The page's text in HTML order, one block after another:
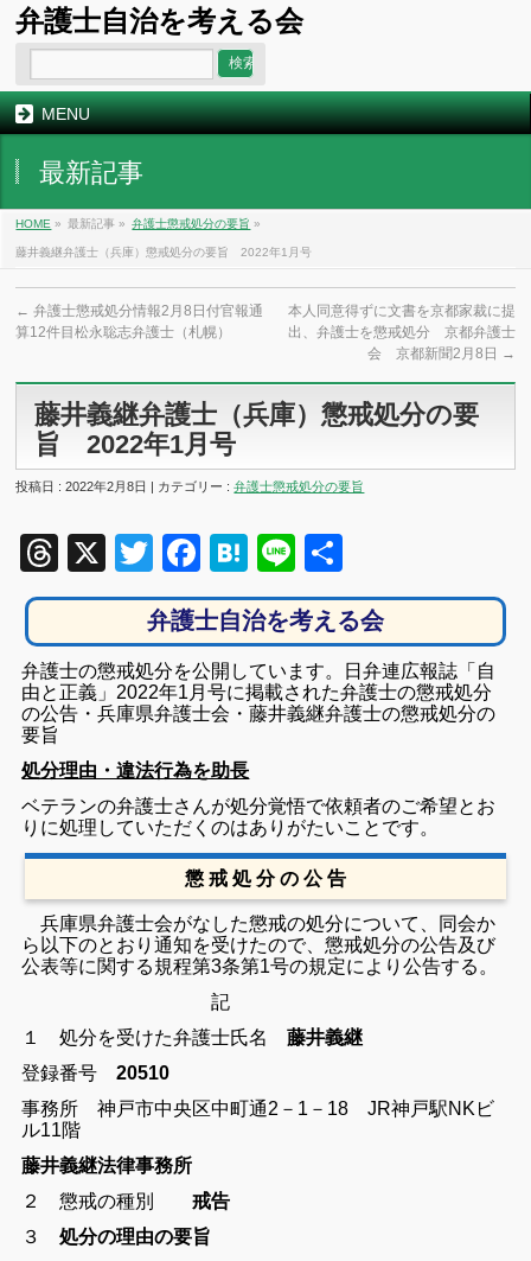
弁護士自治を考える会
MENU
最新記事
HOME » 最新記事 » 弁護士懲戒処分の要旨 »
藤井義継弁護士（兵庫）懲戒処分の要旨 2022年1月号
← 弁護士懲戒処分情報2月8日付官報通
算12件目松永聡志弁護士（札幌）
本人同意得ずに文書を京都家裁に提
出、弁護士を懲戒処分 京都弁護士
会 京都新聞2月8日 →
藤井義継弁護士（兵庫）懲戒処分の要
旨 2022年1月号
投稿日 : 2022年2月8日 | カテゴリー :弁護士懲戒処分の要旨
Threads
X TwitterFacebook
Hatena
Line
有
弁護士自治を考える会
弁護士の懲戒処分を公開しています。日弁連広報誌「自
由と正義」2022年1月号に掲載された弁護士の懲戒処分
の公告・兵庫県弁護士会・藤井義継弁護士の懲戒処分の
要旨
処分理由・違法行為を助長
ベテランの弁護士さんが処分覚悟で依頼者のご希望とお
りに処理していただくのはありがたいことです。
懲 戒 処 分 の 公 告
兵庫県弁護士会がなした懲戒の処分について、同会か
ら以下のとおり通知を受けたので、懲戒処分の公告及び
公表等に関する規程第3条第1号の規定により公告する。
記
１ 処分を受けた弁護士氏名藤井義継
登録番号 20510
事務所 神戸市中央区中町通2－1－18 JR神戸駅NKビ
ル11階
藤井義継法律事務所
２ 懲戒の種別戒告
３処分の理由の要旨